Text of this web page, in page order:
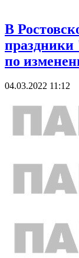
В
праздники
по
04.03.2022 11:12